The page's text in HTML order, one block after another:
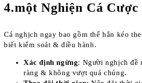
4.một Nghiện Cá Cược
Cá nghịch ngay bao gồm thể hẳn kéo
biết kiểm soát & điều hành.
Xác định ngừng: Người nghịch đề
ràng & không vượt quá chúng.